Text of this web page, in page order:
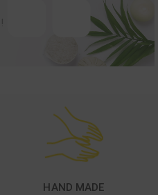
HAND MADE